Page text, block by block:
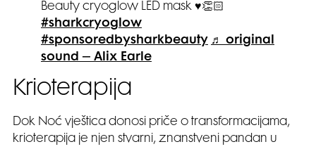
Beauty cryoglow LED mask ♥️👏🏻
#sharkcryoglow
#sponsoredbysharkbeauty ♬ original
sound – Alix Earle
Krioterapija
Dok Noć vještica donosi priče o transformacijama,
krioterapija je njen stvarni, znanstveni pandan u